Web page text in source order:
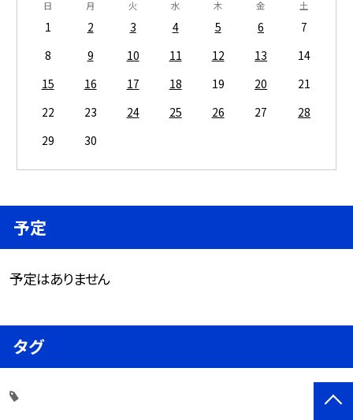
日 月 火 水 木 金 土
1 2 3 4 5 6
7
8
9 10 11 12 13
14
15
16 17 18 19 20
21
22
23 24 25 26 27
28
29
30
予定
予定はありません
タグ